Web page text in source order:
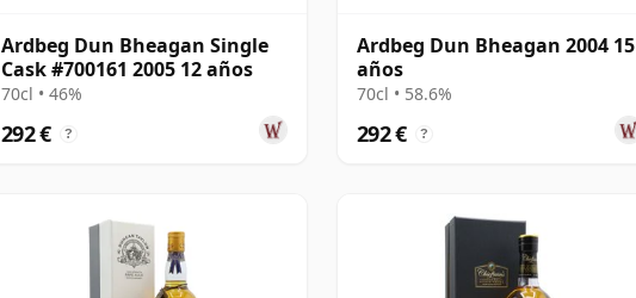
Ardbeg Dun Bheagan Single
Cask #700161 2005 12 años
70cl • 46%
292 € ?
Ardbeg Dun Bheagan 2004 15
años
70cl • 58.6%
292 € ?